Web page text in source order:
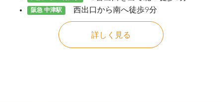
阪急 中津駅 西出口から南へ徒歩9分
詳しく見る